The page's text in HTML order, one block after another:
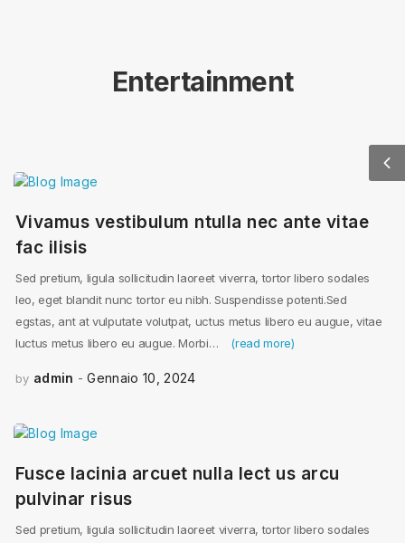
Entertainment
Vivamus vestibulum ntulla nec ante vitae
fac ilisis
Sed pretium, ligula sollicitudin laoreet viverra, tortor libero sodales
leo, eget blandit nunc tortor eu nibh. Suspendisse potenti.Sed
egstas, ant at vulputate volutpat, uctus metus libero eu augue, vitae
luctus metus libero eu augue. Morbi…
(read more)
by admin Gennaio 10, 2024
Fusce lacinia arcuet nulla lect us arcu
pulvinar risus
Sed pretium, ligula sollicitudin laoreet viverra, tortor libero sodales